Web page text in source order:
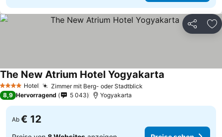
Teilen
4 Sterne Hotel Zimmer mit Berg- oder Stadtblick
The New Atrium Hotel Yogyakarta
8,9 Hervorragend 5 043 Yogyakarta
Ab € 12